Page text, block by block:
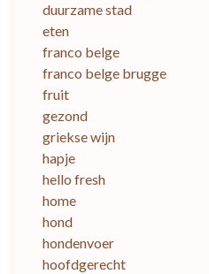
duurzame stad
eten
franco belge
franco belge brugge
fruit
gezond
griekse wijn
hapje
hello fresh
home
hond
hondenvoer
hoofdgerecht